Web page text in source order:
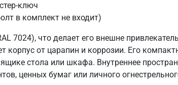
ключ
в комплект не входит)
7024), что делает его внешне
от царапин и коррозии. Его
стола или шкафа. Внутреннее
ценных бумаг или личного